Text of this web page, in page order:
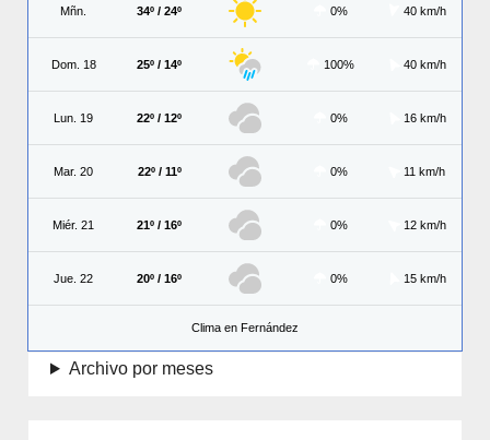
Mñn. 34º / 24º 0% 40 km/h
Dom. 18 25º / 14º 100% 40 km/h
Lun. 19 22º / 12º 0% 16 km/h
Mar. 20 22º / 11º 0% 11 km/h
Miér. 21 21º / 16º 0% 12 km/h
Jue. 22 20º / 16º 0% 15 km/h
Clima en Fernández
Archivo por meses